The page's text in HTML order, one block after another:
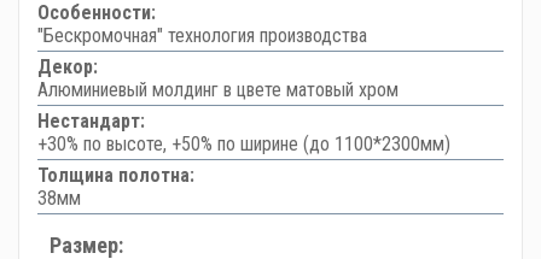
Особенности:
"Бескромочная" технология производства
Декор:
Алюминиевый молдинг в цвете матовый хром
Нестандарт:
+30% по высоте, +50% по ширине (до 1100*2300мм)
Толщина полотна:
38мм
Размер: